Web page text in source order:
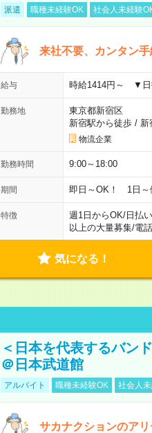
派遣 職種未経験OK 社会人未経験
来社不要、カンタン
給与 時給1414円～ ▼日
勤務地
東京都新宿区
新宿駅から徒歩/ 新
物流企業
勤務時間 9:00～18:00
期間 即日～OK！ 1日～
特徴 週1日からOK/日払
以上の大量募集/電
気になる！
＜日本を代表するバン
＠日本武道館
アルバイト 職種未経験OK 社会人
サカナクションのア